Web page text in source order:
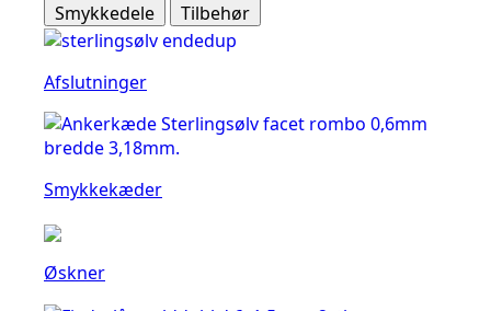
Smykkedele Tilbehør
Afslutninger
Smykkekæder
Øskner